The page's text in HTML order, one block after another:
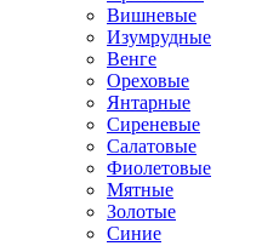
Вишневые
Изумрудные
Венге
Ореховые
Янтарные
Сиреневые
Салатовые
Фиолетовые
Мятные
Золотые
Синие